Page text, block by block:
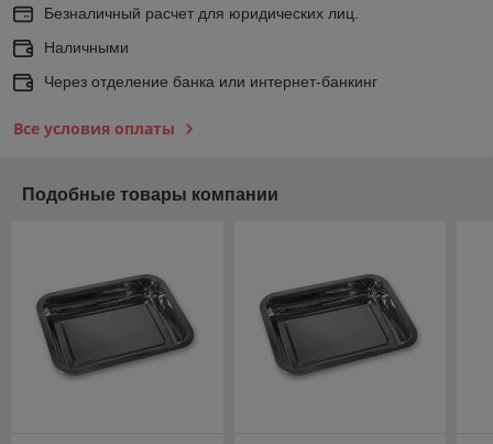
Безналичный расчет для юридических лиц.
Наличными
Через отделение банка или интернет-банкинг
Все условия оплаты
Подобные товары компании